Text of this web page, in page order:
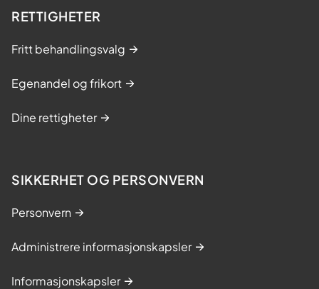
RETTIGHETER
Fritt behandlingsvalg
Egenandel og frikort
Dine rettigheter
SIKKERHET OG PERSONVERN
Personvern
Administrere informasjonskapsler
Informasjonskapsler